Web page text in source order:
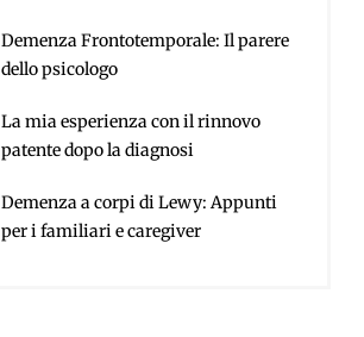
Demenza Frontotemporale: Il parere
dello psicologo
La mia esperienza con il rinnovo
patente dopo la diagnosi
Demenza a corpi di Lewy: Appunti
per i familiari e caregiver